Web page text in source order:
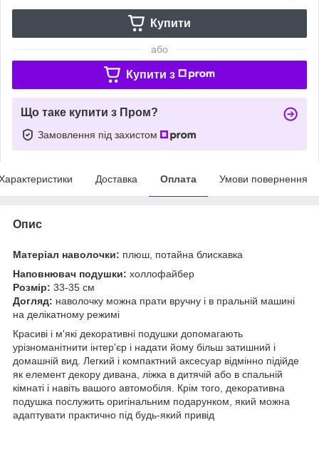
Купити
або
Купити з
Що таке купити з Пром?
Замовлення під захистом
Доставка Оплата Умови повернення
Опис
Матеріал наволочки: плюш, потайна блискавка
Наповнювач подушки: холлофайбер
Розмір: 33-35 см
Догляд: наволочку можна прати вручну і в пральній машині
на делікатному режимі
Красиві і м'які декоративні подушки допомагають
урізноманітнити інтер'єр і надати йому більш затишний і
домашній вид. Легкий і компактний аксесуар відмінно підійде
як елемент декору дивана, ліжка в дитячій або в спальній
кімнаті і навіть вашого автомобіля. Крім того, декоративна
подушка послужить оригінальним подарунком, який можна
адаптувати практично під будь-який привід